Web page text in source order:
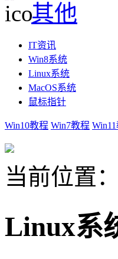
其他
IT资讯
Win8系统
Linux系统
MacOS系统
鼠标指针
Win10教程 Win7教程
当前位置：
Linux系